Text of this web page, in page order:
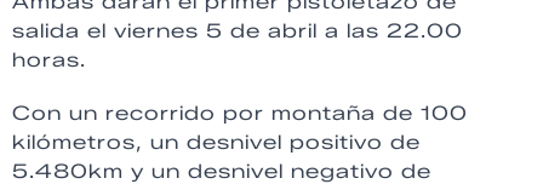
salida el viernes 5 de abril a las 22.00
horas.
Con un recorrido por montaña de 100
kilómetros, un desnivel positivo de
5.480km y un desnivel negativo de